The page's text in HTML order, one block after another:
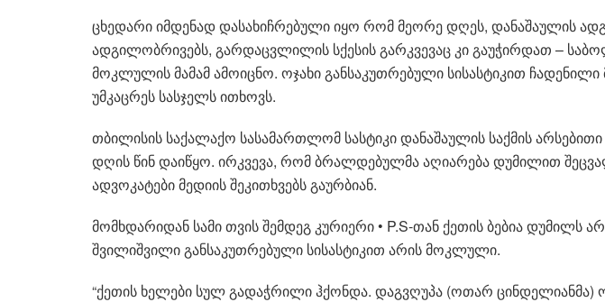
ცხედარი იმდენად დასახიჩრებული იყო რომ მეორე დღეს, დანაშაულის
ადგილობრივებს, გარდაცვლილის სქესის გარკვევაც კი გაუჭირდათ –
მოკლულის მამამ ამოიცნო. ოჯახი განსაკუთრებული სისასტიკით
უმკაცრეს სასჯელს ითხოვს.
თბილისის საქალაქო სასამართლომ სასტიკი დანაშაულის საქმის
დღის წინ დაიწყო. ირკვევა, რომ ბრალდებულმა აღიარება დუმილით
ადვოკატები მედიის შეკითხვებს გაურბიან.
მომ­ხდა­რი­დან სამი თვის შემ­დეგ კუ­რი­ე­რი • P.S-თან ქე­თის ბე­ბია დუ­მილს
შვი­ლიშ­ვი­ლი გან­სა­კუთ­რე­ბუ­ლი სი­სას­ტი­კით არის მოკ­ლუ­ლი.
“ქე­თის ხე­ლე­ბი სულ გა­დაჭ­რი­ლი ჰქონ­და. დაგვღუ­პა (ოთარ